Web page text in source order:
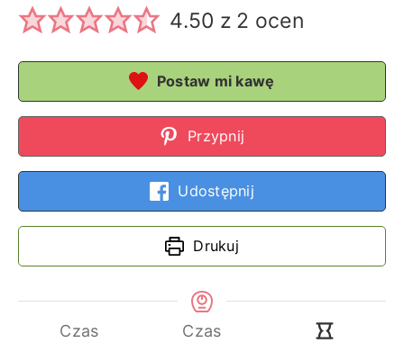
4.50 z 2 ocen
Postaw mi kawę
Przypnij
Udostępnij
Drukuj
Czas
Czas